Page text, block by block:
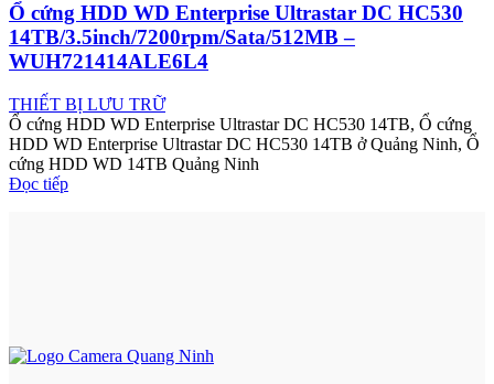
Ổ cứng HDD WD Enterprise Ultrastar DC HC530
14TB/3.5inch/7200rpm/Sata/512MB –
WUH721414ALE6L4
THIẾT BỊ LƯU TRỮ
Ổ cứng HDD WD Enterprise Ultrastar DC HC530 14TB, Ổ cứng
HDD WD Enterprise Ultrastar DC HC530 14TB ở Quảng Ninh, Ổ
cứng HDD WD 14TB Quảng Ninh
Đọc tiếp